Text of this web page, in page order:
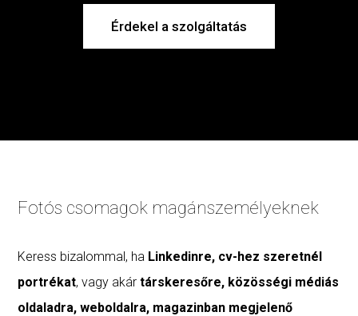
Érdekel a szolgáltatás
Fotós csomagok magánszemélyeknek
Keress bizalommal, ha Linkedinre, cv-hez szeretnél
portrékat, vagy akártárskeresőre, közösségi médiás
oldaladra, weboldalra, magazinban megjelenő